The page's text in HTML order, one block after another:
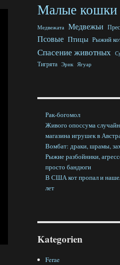
Малые кошки
Медвежата Медвежьи
Псовые Птицы Рыжий
Спасение животных
Тигрята Эрик Ягуар
Рак-богомол
Живого опоссума
магазина игрушек в
Вомбат: драки, шрамы,
Рыжие разбойники,
просто бандюги
В США кот пропал и
лет
Kategorien
Ferae